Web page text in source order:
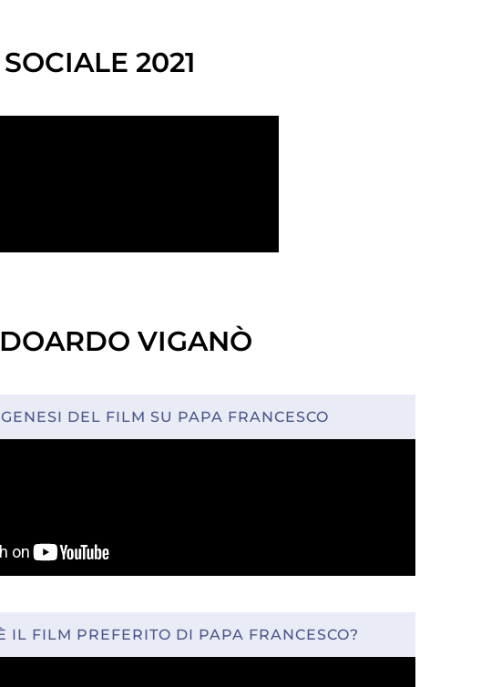
2021
VIGANÒ
DEL FILM SU PAPA FRANCESCO
IL FILM PREFERITO DI PAPA FRANCESCO?